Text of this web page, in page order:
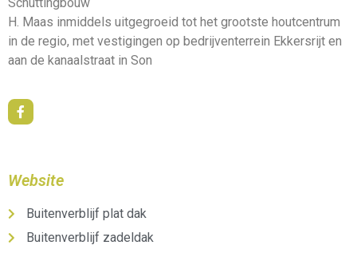
H. Maas inmiddels uitgegroeid tot het grootste houtcentrum
in de regio, met vestigingen op bedrijventerrein Ekkersrijt en
aan de kanaalstraat in Son
Website
Buitenverblijf plat dak
Buitenverblijf zadeldak